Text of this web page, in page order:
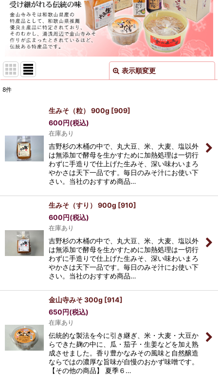
表示順変更
絞り込む
8件
生みそ（粒） 900g [909]
600円(税込)
在庫あり
吉野杉の木桶の中で、丸大豆、米、大麦、塩以外
は無添加で酵母を生かすために加熱処理は一切行
わずに手造りで仕上げた生みそ、深い味わいまろ
やかさは天下一品です。毎日のみそ汁にお使い下
さい。当社のおすすめ商品…
生みそ（すり） 900g [910]
600円(税込)
在庫あり
吉野杉の木桶の中で、丸大豆、米、大麦、塩以外
は無添加で酵母を生かすために加熱処理は一切行
わずに手造りで仕上げた生みそ、深い味わいまろ
やかさは天下一品です。毎日のみそ汁にお使い下
さい。当社のおすすめ商品…
金山寺みそ 300g [914]
650円(税込)
在庫あり
伝統的な製法を今に引き継ぎ、米・大麦・大豆か
らできた麹の中に、瓜・茄子・生姜などを加え熟
成させました。香り豊かなみその風味と自然醸造
ならではの濃厚な旨味が自慢のおかず味噌です。
【その他の商品】 夏季６…